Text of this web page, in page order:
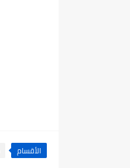
الأقسام